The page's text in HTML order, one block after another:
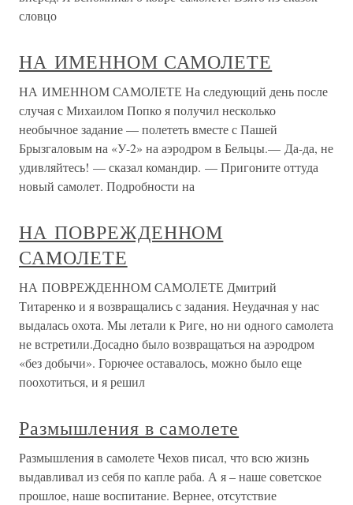
словцо
НА ИМЕННОМ САМОЛЕТЕ
НА ИМЕННОМ САМОЛЕТЕ На следующий день после
случая с Михаилом Попко я получил несколько
необычное задание — полететь вместе с Пашей
Брызгаловым на «У-2» на аэродром в Бельцы.— Да-да, не
удивляйтесь! — сказал командир. — Пригоните оттуда
новый самолет. Подробности на
НА ПОВРЕЖДЕННОМ
САМОЛЕТЕ
НА ПОВРЕЖДЕННОМ САМОЛЕТЕ Дмитрий
Титаренко и я возвращались с задания. Неудачная у нас
выдалась охота. Мы летали к Риге, но ни одного самолета
не встретили.Досадно было возвращаться на аэродром
«без добычи». Горючее оставалось, можно было еще
поохотиться, и я решил
Размышления в самолете
Размышления в самолете Чехов писал, что всю жизнь
выдавливал из себя по капле раба. А я – наше советское
прошлое, наше воспитание. Вернее, отсутствие